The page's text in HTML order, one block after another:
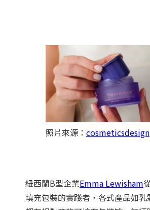
照片來源： cosmeticsdesign
紐西蘭B型企業Emma Lewisham
填充包裝的實踐者，各式產品如乳